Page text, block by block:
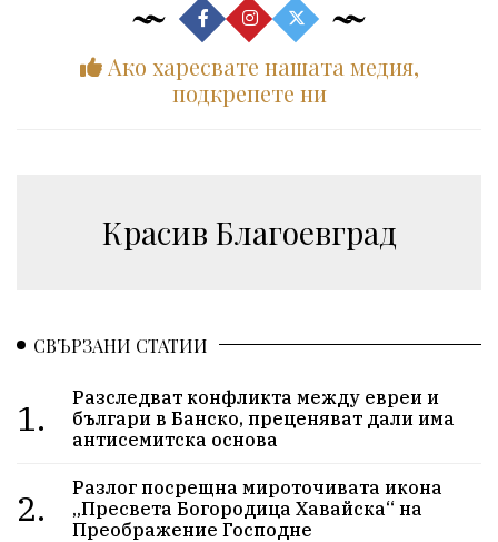
Ако харесвате нашата медия,
подкрепете ни
Красив Благоевград
СВЪРЗАНИ СТАТИИ
1.
Разследват конфликта между евреи и
българи в Банско, преценяват дали има
антисемитска основа
2.
Разлог посрещна мироточивата икона
„Пресвета Богородица Хавайска“ на
Преображение Господне